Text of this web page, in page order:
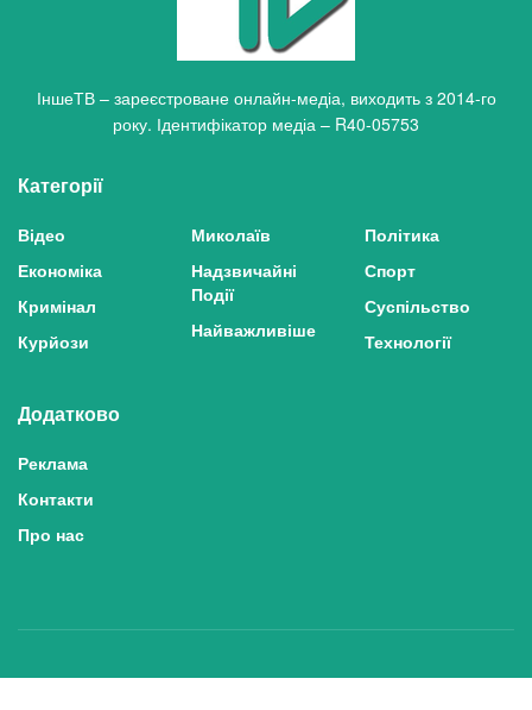
ІншеТВ – зареєстроване онлайн-медіа, виходить з 2014-го
року. Ідентифікатор медіа – R40-05753
Категорії
Відео
Економіка
Кримінал
Курйози
Миколаїв
Надзвичайні
Події
Найважливіше
Політика
Спорт
Суспільство
Технології
Додатково
Реклама
Контакти
Про нас
Політика конфіденційності та захисту персональних даних